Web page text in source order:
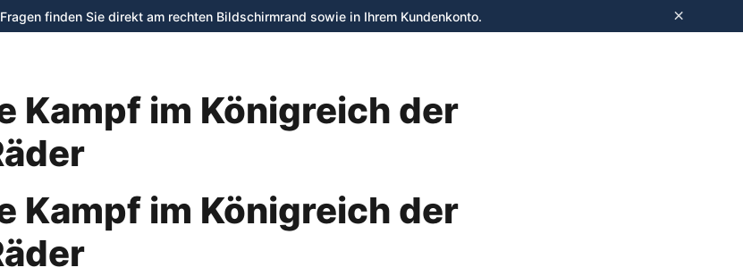
finden Sie direkt am rechten Bildschirmrand sowie in Ihrem Kundenkonto. ×
Kampf im Königreich der
Kampf im Königreich der